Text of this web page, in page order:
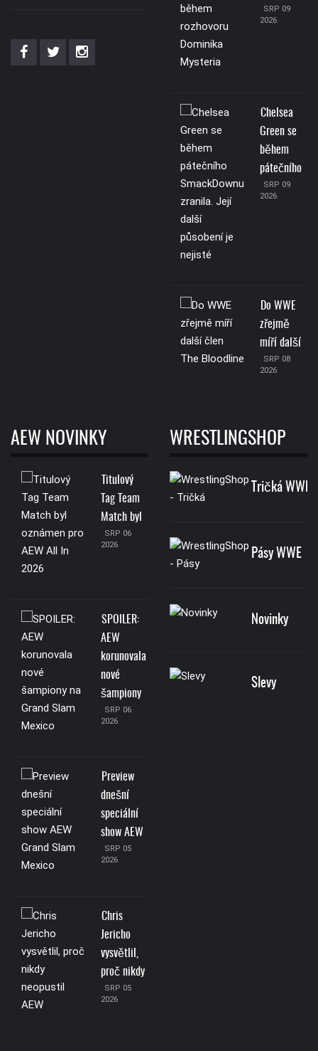
SRP 09
2026
Chelsea
Green se
během
pátečního
SRP 09
2026
Do WWE
zřejmě
míří další
SRP 08
2026
AEW NOVINKY
Titulový
Tag Team
Match byl
SRP 06
2026
SPOILER:
AEW
korunovala
nové
šampiony
SRP 06
2026
Preview
dnešní
speciální
show AEW
SRP 05
2026
Chris
Jericho
vysvětlil,
proč nikdy
SRP 05
2026
WRESTLINGSHOP
Tričká WWE
Pásy WWE
Novinky
Slevy